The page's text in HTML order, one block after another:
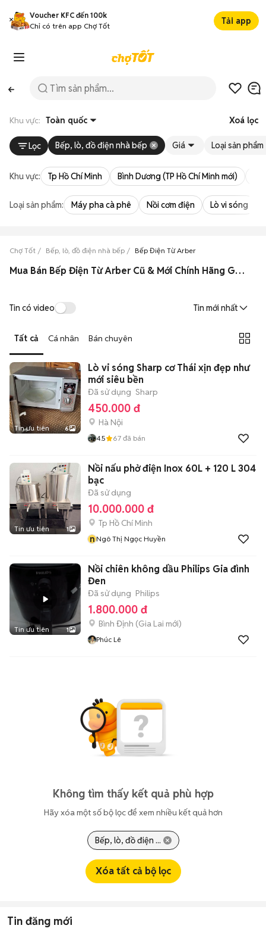
Voucher KFC đến 100k
Chỉ có trên app Chợ Tốt
Tải app
Khu vực: Toàn quốc Xoá lọc
Lọc Bếp, lò, đồ điện nhà bếp Giá Loại sản phẩm
Khu vực: Tp Hồ Chí Minh Bình Dương (TP Hồ Chí Minh mới)
Loại sản phẩm: Máy pha cà phê Nồi cơm điện Lò vi sóng
Chợ Tốt Bếp, lò, đồ điện nhà bếp Bếp Điện Từ Arber
Mua Bán Bếp Điện Từ Arber Cũ & Mới Chính Hãng Giá Rẻ
Tin có video Tin mới nhất
Tất cả Cá nhân Bán chuyên
Tin ưu tiên 6
Lò vi sóng Sharp cơ Thái xịn đẹp như
mới siêu bền
Đã sử dụng Sharp
450.000 đ
Hà Nội
4.5 67 đã bán
Tin ưu tiên 1
Nồi nấu phở điện Inox 60L + 120 L 304
bạc
Đã sử dụng
10.000.000 đ
Tp Hồ Chí Minh
nNgô Thị Ngọc Huyền
Tin ưu tiên 1
Nồi chiên không dầu Philips Gia đình
Đen
Đã sử dụng Philips
1.800.000 đ
Bình Định (Gia Lai mới)
Phúc Lê
Không tìm thấy kết quả phù hợp
Hãy xóa một số bộ lọc để xem nhiều kết quả hơn
Bếp, lò, đồ điện ...
Xóa tất cả bộ lọc
Tin đăng mới